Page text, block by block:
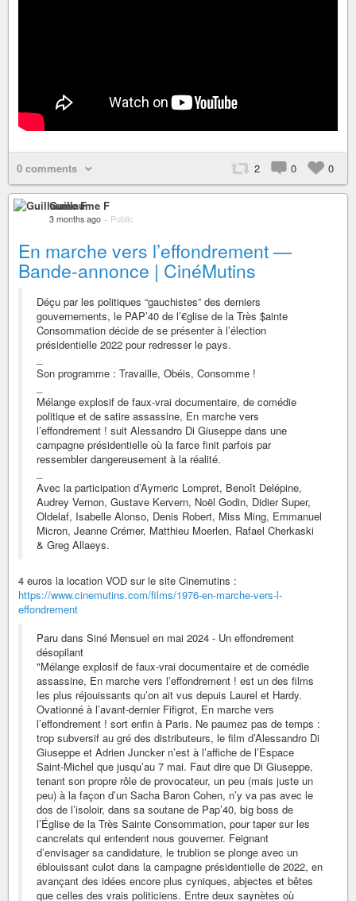
0 comments 2 0 0
Guillaume F
3 months ago – Public
En marche vers l’effondrement —
Bande-annonce | CinéMutins
Déçu par les politiques “gauchistes” des derniers
gouvernements, le PAP’40 de l’€glise de la Très $ainte
Consommation décide de se présenter à l’élection
présidentielle 2022 pour redresser le pays.
Son programme : Travaille, Obéis, Consomme !
Mélange explosif de faux-vrai documentaire, de comédie
politique et de satire assassine, En marche vers
l’effondrement ! suit Alessandro Di Giuseppe dans une
campagne présidentielle où la farce finit parfois par
ressembler dangereusement à la réalité.
Avec la participation d’Aymeric Lompret, Benoît Delépine,
Audrey Vernon, Gustave Kervern, Noël Godin, Didier Super,
Oldelaf, Isabelle Alonso, Denis Robert, Miss Ming, Emmanuel
Micron, Jeanne Crémer, Matthieu Moerlen, Rafael Cherkaski
& Greg Allaeys.
4 euros la location VOD sur le site Cinemutins :
https://www.cinemutins.com/films/1976-en-marche-vers-l-
effondrement
Paru dans Siné Mensuel en mai 2024 - Un effondrement
désopilant
"Mélange explosif de faux-vrai documentaire et de comédie
assassine, En marche vers l’effondrement ! est un des films
les plus réjouissants qu’on ait vus depuis Laurel et Hardy.
Ovationné à l’avant-dernier Fifigrot, En marche vers
l’effondrement ! sort enfin à Paris. Ne paumez pas de temps :
trop subversif au gré des distributeurs, le film d’Alessandro Di
Giuseppe et Adrien Juncker n’est à l’affiche de l’Espace
Saint-Michel que jusqu’au 7 mai. Faut dire que Di Giuseppe,
tenant son propre rôle de provocateur, un peu (mais juste un
peu) à la façon d’un Sacha Baron Cohen, n’y va pas avec le
dos de l’isoloir, dans sa soutane de Pap’40, big boss de
l’Église de la Très Sainte Consommation, pour taper sur les
cancrelats qui entendent nous gouverner. Feignant
d’envisager sa candidature, le trublion se plonge avec un
éblouissant culot dans la campagne présidentielle de 2022, en
avançant des idées encore plus cyniques, abjectes et bêtes
que celles des vrais politiciens. Entre deux saynètes où